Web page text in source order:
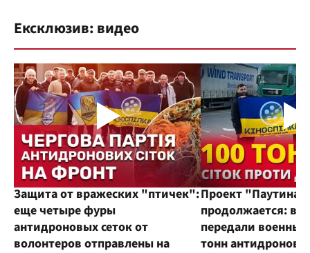
Ексклюзив: видео
Защита от вражеских "птичек":
еще четыре фуры
антидроновых сеток от
волонтеров отправлены на
Проект "Паутина"
продолжается:
передали
тонн